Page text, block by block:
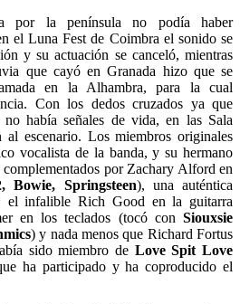
por la península no podía haber
el Luna Fest de Coimbra el sonido se
y su actuación se canceló, mientras
que cayó en Granada hizo que se
en la Alhambra, para la cual
Con los dedos cruzados ya que
había señales de vida, en las Sala
al escenario. Los miembros originales
vocalista de la banda, y su hermano
por Zachary Alford en
Bowie, Springsteen), una auténtica
el infalible Rich Good en la guitarra
en los teclados (tocó con Siouxsie
) y nada menos que Richard Fortus
sido miembro de Love Spit Love
ha participado y ha coproducido el